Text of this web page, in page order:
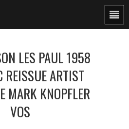
LES PAUL 1958
REISSUE ARTIST
MARK KNOPFLER
VOS